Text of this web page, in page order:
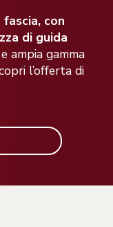
con
di guida
ampia gamma
l’offerta di